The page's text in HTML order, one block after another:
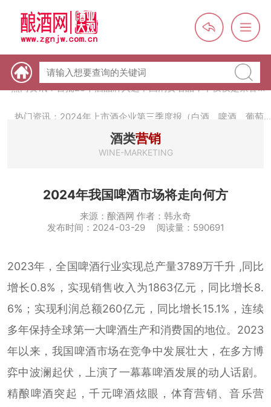
热门资讯：【酒体设计师】职业技能培训及认定班开班通知
热门资讯：未来，传统酒类经销商群体会消失吗？
热门资讯：首批28个酒品牌入选中国消费名品，不仅仅是荣誉那
酒、黄酒）
热门资讯：名酒之光：共话荣耀背后的价值与使命
酒类营销
WINE-MARKETING
2024年我国啤酒市场将走向何方
来源：酿酒网 作者：韩永奇
发布时间：2024-03-29 阅读量：590691
2023年，全国啤酒行业实现总产量3789万千升 ,同比
增长0.8%，实现销售收入为1863亿元，同比增长8.
6%；实现利润总额260亿元，同比增长15.1%，连续
多年保持全球第一大啤酒生产和消费国的地位。2023
年以来，我国啤酒市场在竞争中发展壮大，在多方博
弈中波澜起伏，上演了一幕幕啤酒发展的动人话剧。
精酿啤酒突起，千元啤酒炫眼，体育营销、音乐营